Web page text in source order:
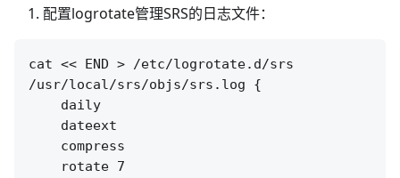
配置logrotate管理SRS的日志文件：
cat << END > /etc/logrotate.d/srs
/usr/local/srs/objs/srs.log {
    daily
    dateext
    compress
    rotate 7